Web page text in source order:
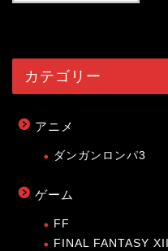
カテゴリー
アニメ
ダンガンロンパ3
ゲーム
FF
FINAL FANTASY XII